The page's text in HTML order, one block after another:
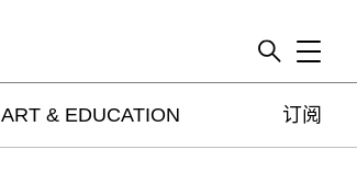
Toggle
ART & EDUCATION 订阅